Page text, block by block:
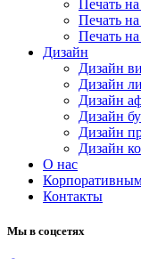
Печать на
Печать
Печать на
Дизайн
Дизайн
Дизайн
Дизайн
Дизайн
Дизайн
Дизайн
О нас
Контакты
Мы в соцсетях